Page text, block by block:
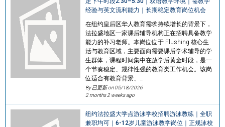
经验与英文流利能力｜长期稳定教育岗位机会
在纽约皇后区华人教育需求持续增长的背景下，
法拉盛地区一家课后辅导机构正在招聘具备教学
能力的补习老师。本岗位位于 Flushing 核心生
活与教育区域，主要面向需要课后学术辅导的学
生群体，课程时间集中在放学后黄金时段，是一
个节奏稳定、规律性强的教育类工作机会。该岗
位适合有教育背景、…
By 已更新 on05/18/2026
2 months 2 weeks ago
纽约法拉盛大学点游泳学校招聘游泳教练｜全职
兼职均可｜6-12岁儿童游泳教学岗位｜正规泳校